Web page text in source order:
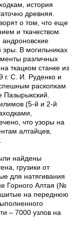
история
древняя.
о том, что еще
и ткачеством.
андроновские
В могильниках
различных
ткацком станке из
г. С. И. Руденко и
раскопкам
Пазырыкский.
(5-й и 2-й
что узоры на
алтайцев,
.
найдены
грузики от
для натягивания
Горного Алтая (№
на переднюю
– 7000 узлов на